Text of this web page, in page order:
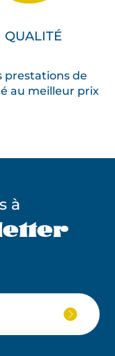
QUALITÉ
prestations de
au meilleur prix
à
JE